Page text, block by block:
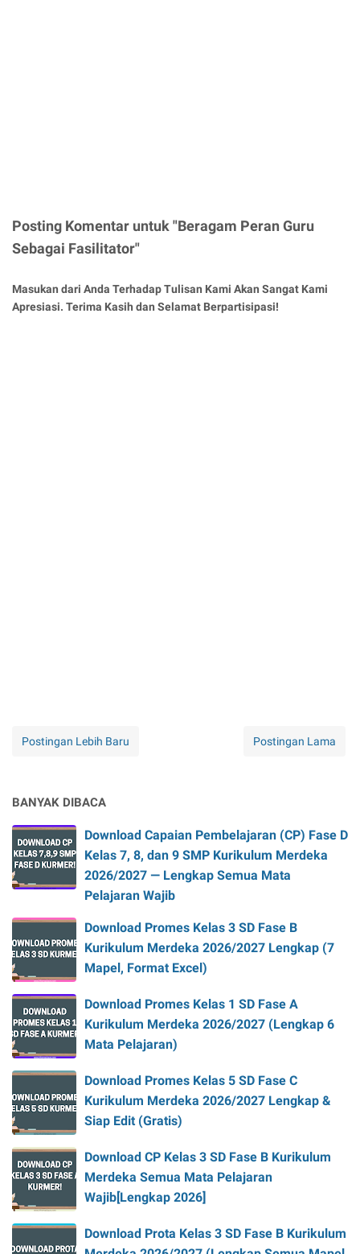
Posting Komentar untuk "Beragam Peran Guru
Sebagai Fasilitator"
Masukan dari Anda Terhadap Tulisan Kami Akan Sangat Kami
Apresiasi. Terima Kasih dan Selamat Berpartisipasi!
Postingan Lebih Baru Postingan Lama
BANYAK DIBACA
Download Capaian Pembelajaran (CP) Fase D
Kelas 7, 8, dan 9 SMP Kurikulum Merdeka
2026/2027 — Lengkap Semua Mata
Pelajaran Wajib
Download Promes Kelas 3 SD Fase B
Kurikulum Merdeka 2026/2027 Lengkap (7
Mapel, Format Excel)
Download Promes Kelas 1 SD Fase A
Kurikulum Merdeka 2026/2027 (Lengkap 6
Mata Pelajaran)
Download Promes Kelas 5 SD Fase C
Kurikulum Merdeka 2026/2027 Lengkap &
Siap Edit (Gratis)
Download CP Kelas 3 SD Fase B Kurikulum
Merdeka Semua Mata Pelajaran
Wajib[Lengkap 2026]
Download Prota Kelas 3 SD Fase B Kurikulum